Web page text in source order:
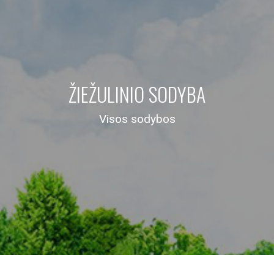
ŽIEŽULINIO SODYBA
Visos sodybos